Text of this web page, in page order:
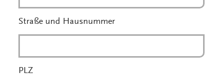
Straße und Hausnummer
PLZ